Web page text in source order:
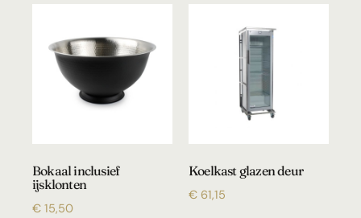
Bokaal inclusief
ijsklonten
€ 15,50
Koelkast glazen deur
€ 61,15